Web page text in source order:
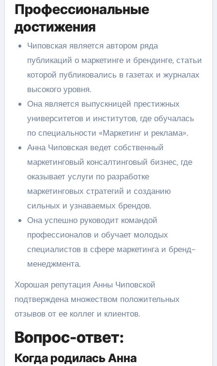
Профессиональные
достижения
Чиповская является автором ряда
публикаций о маркетинге и брендинге, статьи
которой публиковались в газетах и журналах
высокого уровня.
Она является выпускницей престижных
университетов и институтов, где обучалась
по специальности «Маркетинг и реклама».
Анна Чиповская ведет собственный
маркетинговый консалтинговый бизнес, где
оказывает услуги по разработке
маркетинговых стратегий и созданию
сильных и узнаваемых брендов.
Она успешно руководит командой
профессионалов и обучает молодых
специалистов в сфере маркетинга и бренд-
менеджмента.
Хорошая репутация Анны Чиповской
подтверждена множеством положительных
отзывов от ее коллег и клиентов.
Вопрос-ответ:
Когда родилась Анна